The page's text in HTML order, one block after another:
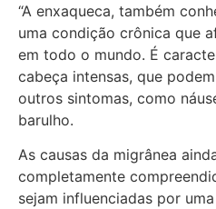
“A enxaqueca, também
uma condição crônica que
em todo o mundo. É
cabeça intensas, que
outros sintomas, como
barulho.
As causas da migrânea
completamente
sejam influenciadas por